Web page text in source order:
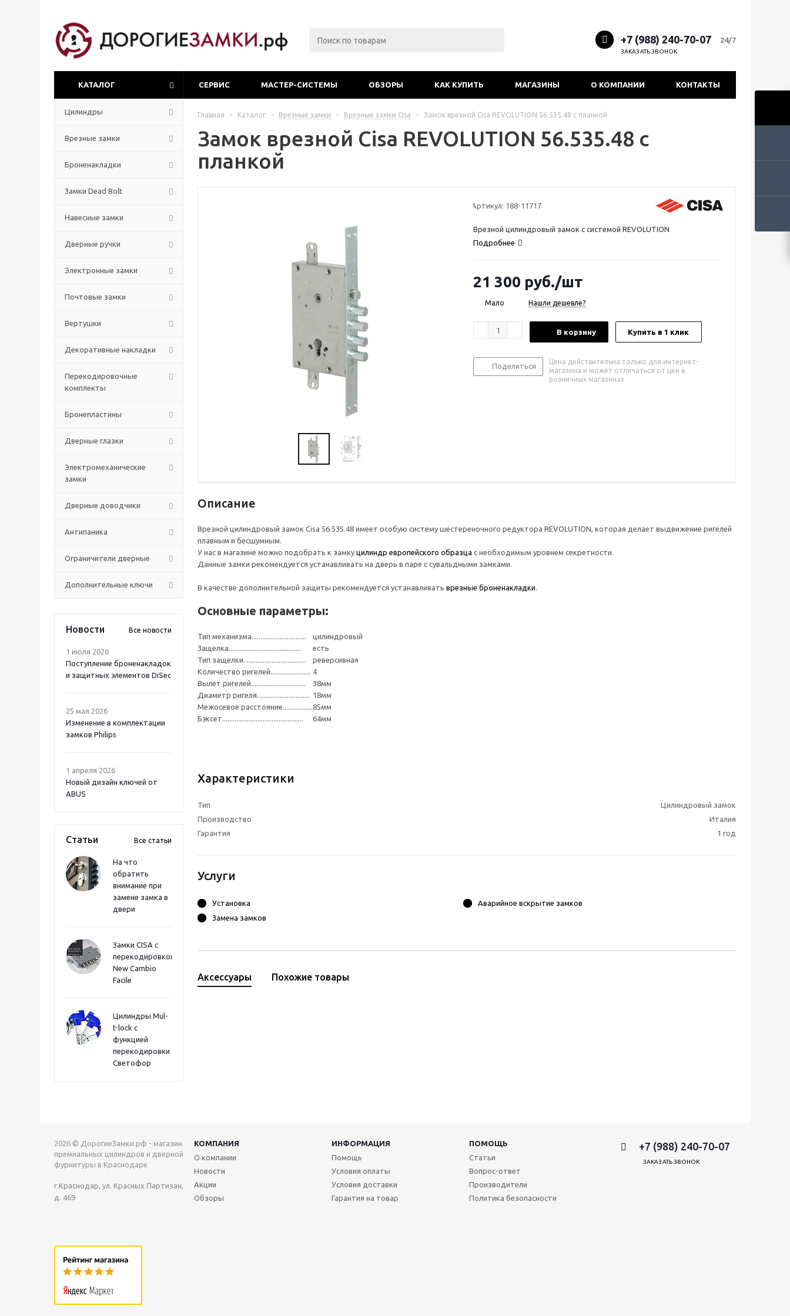
+7 (988) 240-70-07 24/7
ЗАКАЗАТЬ ЗВОНОК
КАТАЛОГ СЕРВИС МАСТЕР-СИСТЕМЫ ОБЗОРЫ КАК КУПИТЬ МАГАЗИНЫ О КОМПАНИИ КОНТАКТЫ
Цилиндры
Врезные замки
Броненакладки
Замки Dead Bolt
Навесные замки
Дверные ручки
Электронные замки
Почтовые замки
Вертушки
Декоративные накладки
Перекодировочные
комплекты
Бронепластины
Дверные глазки
Электромеханические
замки
Дверные доводчики
Антипаника
Ограничители дверные
Дополнительные ключи
Новости Все новости
1 июля 2026
Поступление броненакладок
и защитных элементов DiSec
25 мая 2026
Изменение в комплектации
замков Philips
1 апреля 2026
Новый дизайн ключей от
ABUS
Статьи Все статьи
На что
обратить
внимание при
замене замка в
двери
Замки CISA с
перекодировкой
New Cambio
Facile
Цилиндры Mul-
t-lock с
функцией
перекодировки
Светофор
Главная - Каталог - Врезные замки - Врезные замки Cisa - Замок врезной Cisa REVOLUTION 56.535.48 с планкой
Замок врезной Cisa REVOLUTION 56.535.48 с
планкой
Артикул: 188-11717
Врезной цилиндровый замок с системой REVOLUTION
Подробнее
21 300 руб./шт
Мало Нашли дешевле?
В корзину Купить в 1 клик
Поделиться
Цена действительна только для интернет-
магазина и может отличаться от цен в
розничных магазинах
Описание
Врезной цилиндровый замок Cisa 56.535.48 имеет особую систему шестереночного редуктора REVOLUTION, которая делает выдвижение ригелей
плавным и бесшумным.
У нас в магазине можно подобрать к замку цилиндр европейского образца с необходимым уровнем секретности.
Данные замки рекомендуется устанавливать на дверь в паре с сувальдными замками.
В качестве дополнительной защиты рекомендуется устанавливать врезные броненакладки.
Основные параметры:
Тип механизма...............................
цилиндровый
Защелка.........................................
есть
Тип защелки...................................
реверсивная
Количество ригелей....................... 4
Вылет ригелей...............................
38мм
Диаметр ригеля.............................. 18мм
Межосевое расстояние.................85мм
Бэксет..............................................
64мм
Характеристики
Тип
Цилиндровый замок
Производство
Италия
Гарантия
1 год
Услуги
Установка
Аварийное вскрытие замков
Замена замков
Аксессуары Похожие товары
2026 © ДорогиеЗамки.рф - магазин
премиальных цилиндров и дверной
фурнитуры в Краснодаре
г.Краснодар, ул. Красных Партизан,
д. 469
КОМПАНИЯ ИНФОРМАЦИЯ
ПОМОЩЬ
О компании
Новости
Акции
Обзоры
Помощь
Условия оплаты
Условия доставки
Гарантия на товар
Статьи
Вопрос-ответ
Производители
Политика безопасности
+7 (988) 240-70-07
ЗАКАЗАТЬ ЗВОНОК